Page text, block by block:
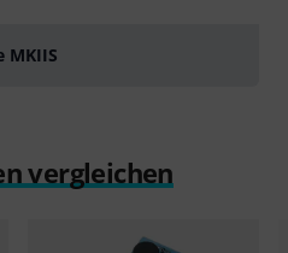
MKIIS
vergleichen